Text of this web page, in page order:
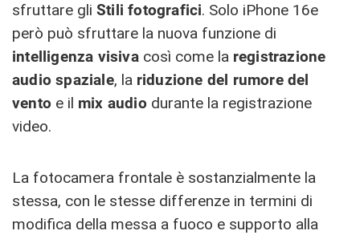
sfruttare gli Stili fotografici. Solo iPhone 16e
però può sfruttare la nuova funzione di
intelligenza visivacosì come la registrazione
audio spaziale, la riduzione del rumore del
vento e il mix audio durante la registrazione
video.
La fotocamera frontale è sostanzialmente la
stessa, con le stesse differenze in termini di
modifica della messa a fuoco e supporto alla